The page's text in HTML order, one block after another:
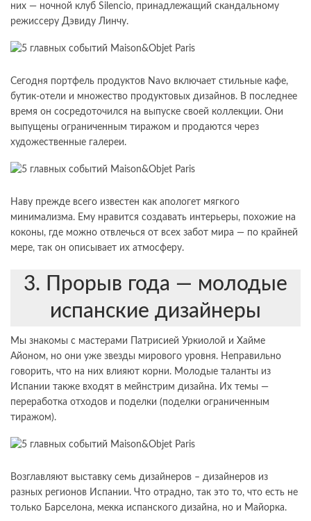
них — ночной клуб Silencio, принадлежащий скандальному
режиссеру Дэвиду Линчу.
Сегодня портфель продуктов Navo включает стильные кафе,
бутик-отели и множество продуктовых дизайнов. В последнее
время он сосредоточился на выпуске своей коллекции. Они
выпущены ограниченным тиражом и продаются через
художественные галереи.
Наву прежде всего известен как апологет мягкого
минимализма. Ему нравится создавать интерьеры, похожие на
коконы, где можно отвлечься от всех забот мира — по крайней
мере, так он описывает их атмосферу.
3. Прорыв года — молодые
испанские дизайнеры
Мы знакомы с мастерами Патрисией Уркиолой и Хайме
Айоном, но они уже звезды мирового уровня. Неправильно
говорить, что на них влияют корни. Молодые таланты из
Испании также входят в мейнстрим дизайна. Их темы —
переработка отходов и поделки (поделки ограниченным
тиражом).
Возглавляют выставку семь дизайнеров – дизайнеров из
разных регионов Испании. Что отрадно, так это то, что есть не
только Барселона, мекка испанского дизайна, но и Майорка.